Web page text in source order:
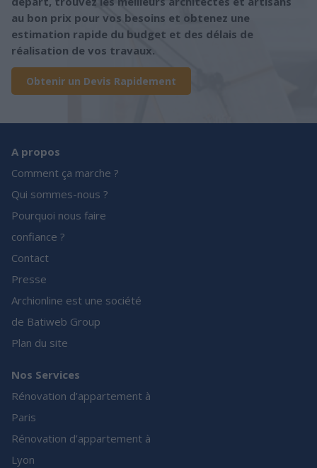
au bon prix pour vos besoins et obtenez une
estimation rapide du budget et des délais de
réalisation de vos travaux.
Obtenir un Devis Rapidement
A propos
Comment ça marche ?
Qui sommes-nous ?
Pourquoi nous faire
confiance ?
Contact
Presse
Archionline est une société
de Batiweb Group
Plan du site
Nos Services
Rénovation d’appartement à
Paris
Rénovation d’appartement à
Lyon